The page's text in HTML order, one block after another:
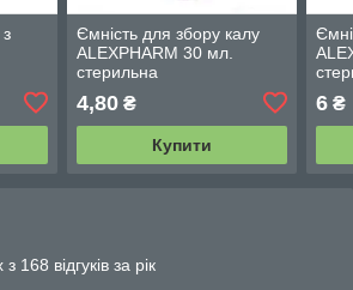
Ємність для збору калу
ALEXPHARM 30 мл.
стерильна
4,80₴
Купити
6 ₴
168 відгуків за рік